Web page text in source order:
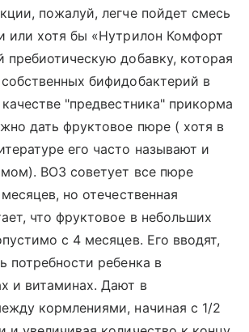
пожалуй, легче пойдет смесь
или хотя бы «Нутрилон Комфорт
добавку, которая
бифидобактерий в
"предвестника" прикорма
дать фруктовое пюре ( хотя в
его часто называют и
ВОЗ советует все пюре
но отечественная
что фруктовое в небольших
с 4 месяцев. Его вводят,
потребности ребенка в
и витаминах. Дают в
кормлениями, начиная с 1/2